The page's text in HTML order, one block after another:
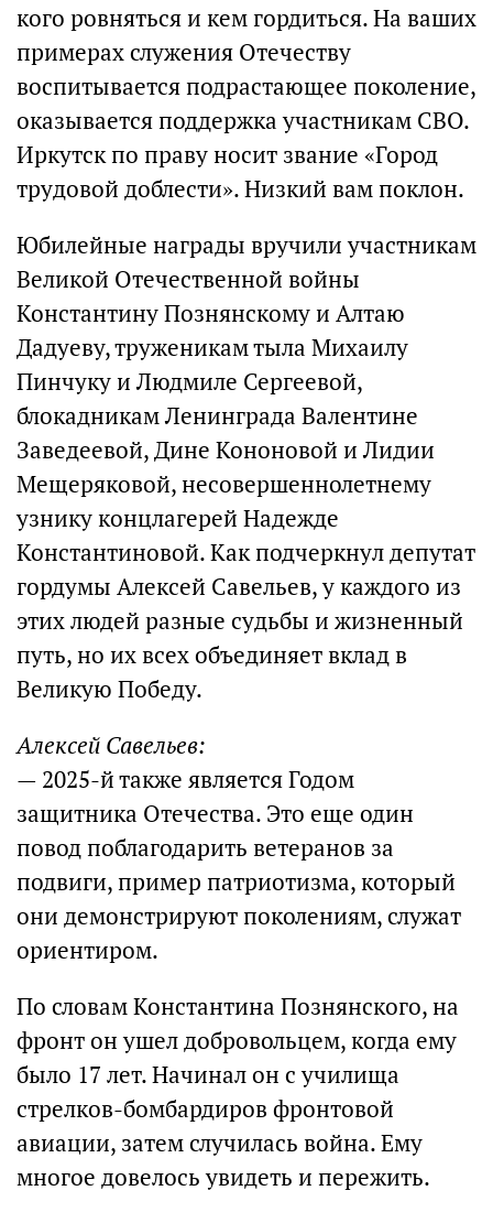
кого ровняться и кем гордиться. На ваших
примерах служения Отечеству
воспитывается подрастающее поколение,
оказывается поддержка участникам СВО.
Иркутск по праву носит звание «Город
трудовой доблести». Низкий вам поклон.
Юбилейные награды вручили участникам
Великой Отечественной войны
Константину Познянскому и Алтаю
Дадуеву, труженикам тыла Михаилу
Пинчуку и Людмиле Сергеевой,
блокадникам Ленинграда Валентине
Заведеевой, Дине Кононовой и Лидии
Мещеряковой, несовершеннолетнему
узнику концлагерей Надежде
Константиновой. Как подчеркнул депутат
гордумы Алексей Савельев, у каждого из
этих людей разные судьбы и жизненный
путь, но их всех объединяетвклад в
Великую Победу.
Алексей Савельев:
— 2025-й также является Годом
защитника Отечества. Это еще один
повод поблагодарить ветеранов за
подвиги, пример патриотизма, который
они демонстрируют поколениям, служат
ориентиром.
По словам Константина Познянского, на
фронт он ушел добровольцем, когда ему
было 17 лет. Начинал он с училища
стрелков-бомбардиров фронтовой
авиации, затем случилась война. Ему
многое довелось увидеть и пережить.